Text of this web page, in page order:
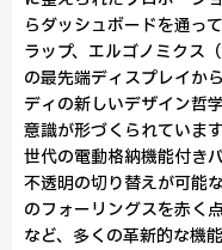
らダッシュボードを通っ
ラップ、エルゴノミクス
の最先端ディスプレイか
ディの新しいデザイン哲
意識が形づくられていま
世代の電動格納機能付き
不透明の切り替えが可能
のフォーリングスを赤く
など、多くの革新的な機